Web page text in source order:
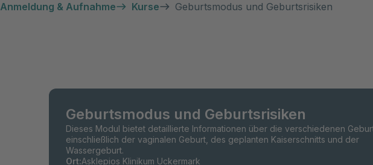
Anmeldung & Aufnahme Kurse Geburtsmodus und Geburtsrisiken
Geburtsmodus und Geburtsrisiken
Dieses Modul bietet detaillierte Informationen über die verschiedenen
einschließlich der vaginalen Geburt, des geplanten Kaiserschnitts und der
Wassergeburt.
Ort:Asklepios Klinikum Uckermark